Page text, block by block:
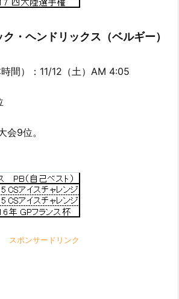
ク・ヘンドリックス（ベルギー）
間）：11/12（土）AM 4:05
会9位。
スポンサードリンク